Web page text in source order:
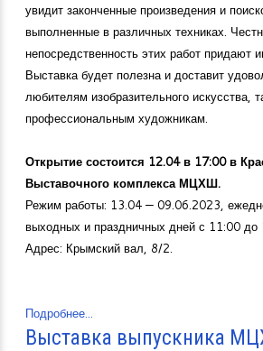
увидит законченные произведения и
выполненные в различных техниках.
непосредственность этих работ придают
Выставка будет полезна и доставит
любителям изобразительного искусства,
профессиональным художникам.
Открытие состоится 12.04 в 17:00 в
Выставочного комплекса МЦХШ.
Режим работы: 13.04 — 09.06.2023,
выходных и праздничных дней с 11:00 до
Адрес: Крымский вал, 8/2.
Подробнее...
Выставка выпускника